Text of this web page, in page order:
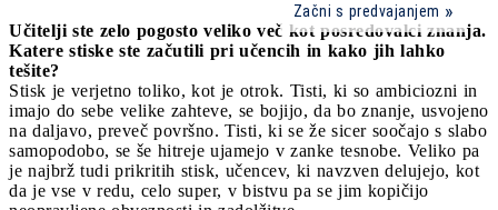
Začni s predvajanjem
Učitelji ste zelo pogosto veliko več kot posredovalci znanja.
Katere stiske ste začutili pri učencih in kako jih lahko
tešite?
Stisk je verjetno toliko, kot je otrok. Tisti, ki so ambiciozni in
imajo do sebe velike zahteve, se bojijo, da bo znanje, usvojeno
na daljavo, preveč površno. Tisti, ki se že sicer soočajo s slabo
samopodobo, se še hitreje ujamejo v zanke tesnobe. Veliko pa
je najbrž tudi prikritih stisk, učencev, ki navzven delujejo, kot
da je vse v redu, celo super, v bistvu pa se jim kopičijo